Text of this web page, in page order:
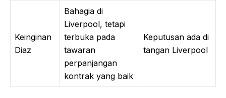
Keinginan
Diaz
Bahagia di
Liverpool, tetapi
terbuka pada
tawaran
perpanjangan
kontrak yang baik
Keputusan ada di
tangan Liverpool